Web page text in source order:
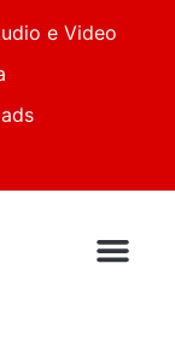
e Video